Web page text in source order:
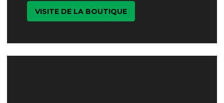
VISITE DE LA BOUTIQUE